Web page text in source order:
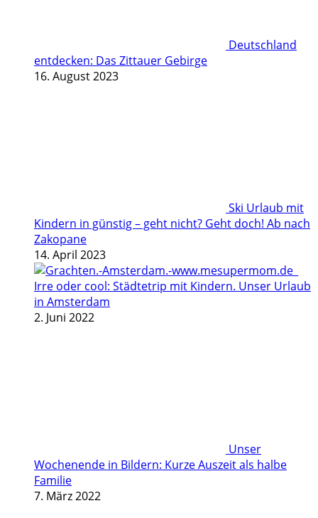
Deutschland
entdecken: Das Zittauer Gebirge
16. August 2023
Ski Urlaub mit
Kindern in günstig – geht nicht? Geht doch! Ab nach
Zakopane
14. April 2023
Irre oder cool: Städtetrip mit Kindern. Unser Urlaub
in Amsterdam
2. Juni 2022
Unser
Wochenende in Bildern: Kurze Auszeit als halbe
Familie
7. März 2022